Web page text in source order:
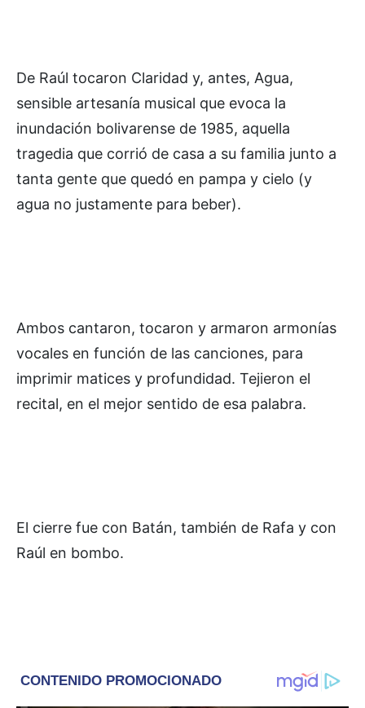
De Raúl tocaron Claridad y, antes, Agua,
sensible artesanía musical que evoca la
inundación bolivarense de 1985, aquella
tragedia que corrió de casa a su familia junto a
tanta gente que quedó en pampa y cielo (y
agua no justamente para beber).
Ambos cantaron, tocaron y armaron armonías
vocales en función de las canciones, para
imprimir matices y profundidad. Tejieron el
recital, en el mejor sentido de esa palabra.
El cierre fue con Batán, también de Rafa y con
Raúl en bombo.